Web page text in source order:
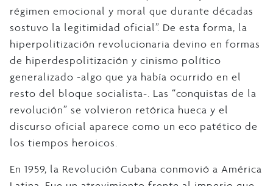
régimen emocional y moral que durante décadas
sostuvo la legitimidad oficial”. De esta forma, la
hiperpolitización revolucionaria devino en formas
de hiperdespolitización y cinismo político
generalizado -algo que ya había ocurrido en el
resto del bloque socialista-. Las “conquistas de la
revolución” se volvieron retórica hueca y el
discurso oficial aparece como un eco patético de
los tiempos heroicos.
En 1959, la Revolución Cubana conmovió a América